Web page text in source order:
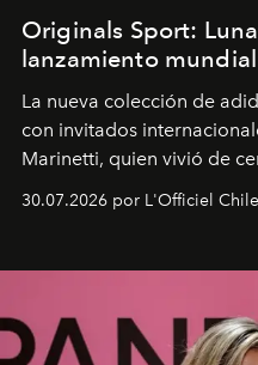
Originals Sport:
lanzamiento
La nueva colección de
con invitados
Marinetti, quien vivió de
fusiona moda y
30.07.2026 por L'Officiel Chile